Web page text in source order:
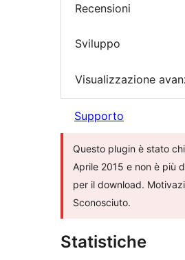
Recensioni
Sviluppo
Visualizzazione
Supporto
Questo plugin è stato
Aprile 2015 e non è più
per il download.
Sconosciuto.
Statistiche